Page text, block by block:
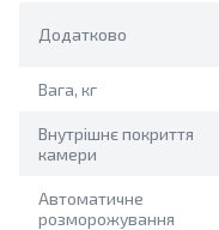
Додатково
Вага, кг
Внутрішнє покриття
камери
Автоматичне
розморожування